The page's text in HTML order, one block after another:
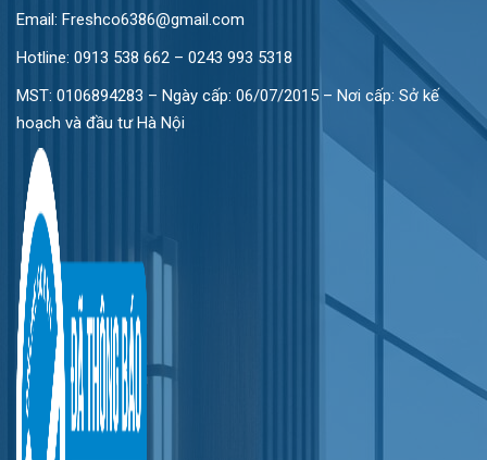
Email: Freshco6386@gmail.com
Hotline: 0913 538 662 – 0243 993 5318
MST: 0106894283 – Ngày cấp: 06/07/2015 – Nơi cấp: Sở kế
hoạch và đầu tư Hà Nội